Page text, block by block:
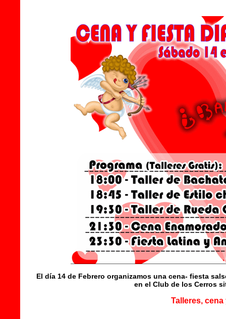
El día 14 de Febrero organizamos una cena- fiesta
en el Club de los Cerros
Talleres,